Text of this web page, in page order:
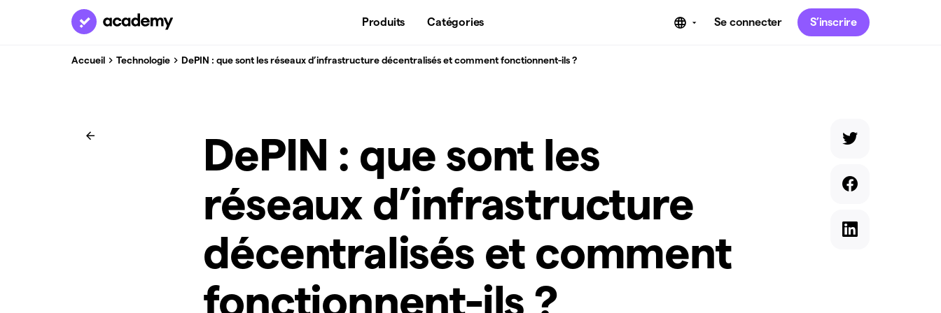
Produits Catégories Se connecter S’inscrire
Accueil Technologie DePIN : que sont les réseaux d’infrastructure décentralisés et comment fonctionnent-ils ?
DePIN : que sont les
réseaux d’infrastructure
décentralisés et comment
fonctionnent-ils ?